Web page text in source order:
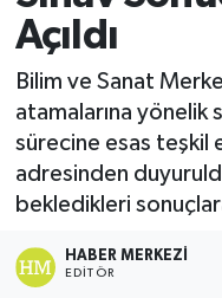
Açıldı
Bilim ve Sanat
atamalarına yönelik
sürecine esas
adresinden
bekledikleri
HABER MERKEZI
EDITÖR